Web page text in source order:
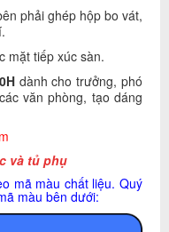
phải ghép hộp bo vát,
mặt tiếp xúc sàn.
dành cho trưởng, phó
văn phòng, tạo dáng
và tủ phụ
mã màu chất liệu. Quý
màu bên dưới: